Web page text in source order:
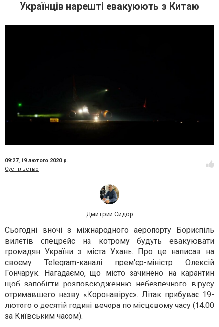
Українців нарешті евакуюють з Китаю
09:27, 19 лютого 2020 р.
Суспільство
Дмитрий Сидор
Сьогодні вночі з міжнародного аеропорту Бориспіль
вилетів спецрейс на котрому будуть евакуювати
громадян України з міста Ухань. Про це написав на
своєму Telegram-каналі прем'єр-міністр Олексій
Гончарук. Нагадаємо, що місто зачинено на карантин
щоб запобігти розповсюдженню небезпечного вірусу
отримавшего назву «Коронавірус». Літак прибуває 19-
лютого о десятій годині вечора по місцевому часу (14.00
за Київським часом).